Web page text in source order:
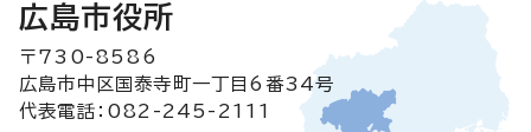
広島市役所
〒730-8586
広島市中区国泰寺町一丁目6番34号
代表電話：082-245-2111